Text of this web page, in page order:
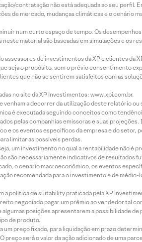
contratação não está adequada ao seu perfil.
de mercado, mudanças climáticas e o cenário
num curto espaço de tempo. Os
material são baseadas em simulações e os
de investimentos da XP e clientes da
seja o propósito, sem o prévio consentimento
que não se sentirem satisfeitos com as
no site da XP Investimentos: www.xpi.com.br.
a decorrer da utilização deste relatório ou
é executada seguindo conceitos como
pelas companhias emissoras e suas projeções.
os eventos específicos da empresa e do setor,
limitar as possíveis perdas.
um investimento no qual a rentabilidade não é
são necessariamente indicativos de resultados
o cenário macroeconômico, os eventos
recomendada para o investimento é de médio-
política de suitability praticada pela XP
negociado pagar um prêmio ao vendedor tal
posições apresentarem a possibilidade
de produto.
preço fixado, para liquidação em prazo
será o valor da ação adicionado de uma